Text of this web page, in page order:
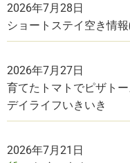
2026年7月28日
ショートステイ空き情
2026年7月27日
育てたトマトでピザト
デイライフいきいき
2026年7月21日